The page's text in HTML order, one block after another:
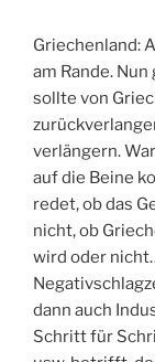
Griechenland:
am Rande.
sollte von
verlängern.
auf die Beine
redet, ob das
nicht, ob
wird oder
dann auch
Schritt für